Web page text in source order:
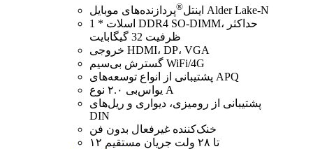
اینتل®
پردازنده‌های موبایل Alder Lake-N
1 * اسلات DDR4 SO-DIMM، حداکثر
ظرفیت 32 گیگابایت
خروجی HDMI، DP، VGA
گسترش بی‌سیم WiFi/4G
پشتیبانی از انواع توسعه‌های APQ
یو‌اس‌بی ۲.۰ نوع A
پشتیبانی از رومیزی، دیواری و ریل‌های
DIN
خنک‌کننده غیرفعال بدون فن
۱۲ تا ۲۸ ولت جریان مستقیم